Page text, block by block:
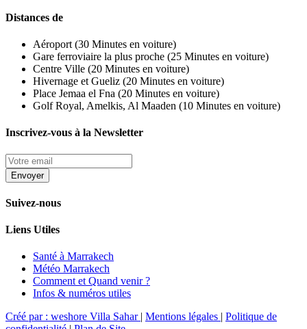
Distances de
Aéroport (30 Minutes en voiture)
Gare ferroviaire la plus proche (25 Minutes en voiture)
Centre Ville (20 Minutes en voiture)
Hivernage et Gueliz (20 Minutes en voiture)
Place Jemaa el Fna (20 Minutes en voiture)
Golf Royal, Amelkis, Al Maaden (10 Minutes en voiture)
Inscrivez-vous à la Newsletter
Suivez-nous
Liens Utiles
Santé à Marrakech
Météo Marrakech
Comment et Quand venir ?
Infos & numéros utiles
Créé par : weshore Villa Sahar | Mentions légales | Politique de